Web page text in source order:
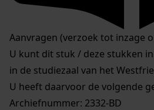
Aanvragen (verzoek tot inzage
U kunt dit stuk / deze stukken
in de studiezaal van het
U heeft daarvoor de volgende
Archiefnummer: 2332-BD